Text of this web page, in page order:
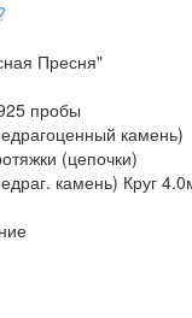
Пресня"
пробы
камень)
(цепочки)
камень) Круг